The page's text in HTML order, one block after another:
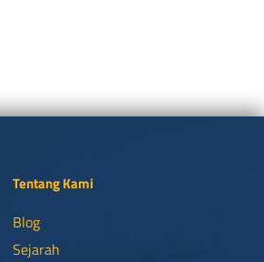
Tentang Kami
Blog
Sejarah